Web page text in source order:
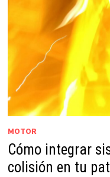
MOTOR
Cómo integrar
colisión en tu